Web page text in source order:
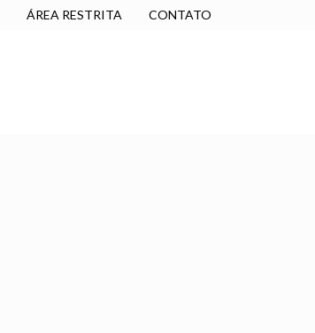
ÁREA RESTRITA CONTATO